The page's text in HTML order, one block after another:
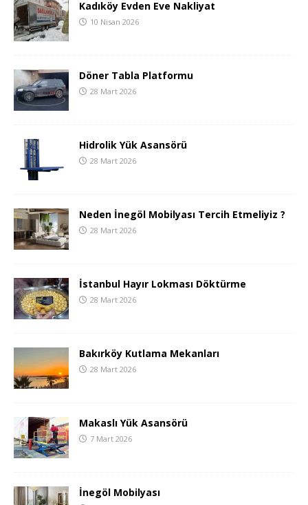
Kadıköy Evden Eve Nakliyat
10 Nisan 2026
Döner Tabla Platformu
28 Mart 2026
Hidrolik Yük Asansörü
28 Mart 2026
Neden İnegöl Mobilyası Tercih Etmeliyiz ?
28 Mart 2026
İstanbul Hayır Lokması Döktürme
28 Mart 2026
Bakırköy Kutlama Mekanları
28 Mart 2026
Makaslı Yük Asansörü
7 Mart 2026
İnegöl Mobilyası